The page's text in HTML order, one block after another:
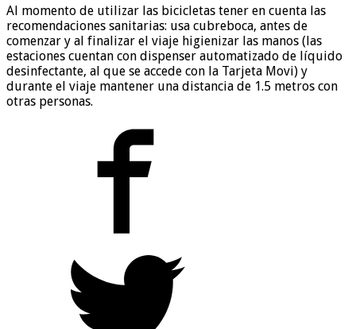
Al momento de utilizar las bicicletas tener en cuenta las
recomendaciones sanitarias: usa cubreboca, antes de
comenzar y al finalizar el viaje higienizar las manos (las
estaciones cuentan con dispenser automatizado de líquido
desinfectante, al que se accede con la Tarjeta Movi) y
durante el viaje mantener una distancia de 1.5 metros con
otras personas.